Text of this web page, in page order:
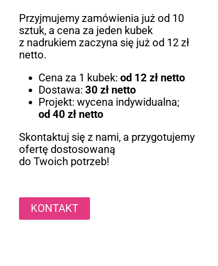
Przyjmujemy zamówienia już od 10
sztuk, a cena za jeden kubek
z nadrukiem zaczyna się już od 12 zł
netto.
Cena za 1 kubek: od 12 zł netto
Dostawa: 30 zł netto
Projekt: wycena indywidualna;
od 40 zł netto
Skontaktuj się z nami, a przygotujemy
ofertę dostosowaną
do Twoich potrzeb!
KONTAKT